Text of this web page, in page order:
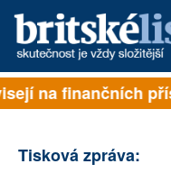
PŘIHLÁSIT
na finančních
Tisková zpráva: